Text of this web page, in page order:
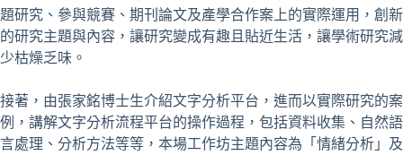
題研究、參與競賽、期刊論文及產學合作案上的實際運用，創新
的研究主題與內容，讓研究變成有趣且貼近生活，讓學術研究減
少枯燥乏味。
接著，由張家銘博士生介紹文字分析平台，進而以實際研究的案
例，講解文字分析流程平台的操作過程，包括資料收集、自然語
言處理、分析方法等等，本場工作坊主題內容為「情緒分析」及